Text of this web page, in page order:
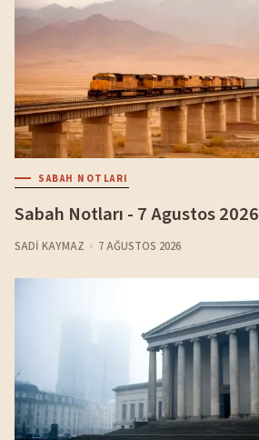
SABAH NOTLARI
Sabah Notları - 7 Agustos 2026
SADI KAYMAZ 7 AĞUSTOS 2026